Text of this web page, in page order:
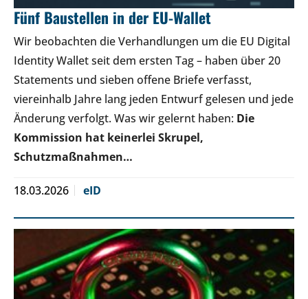
Fünf Baustellen in der EU-Wallet
Wir beobachten die Verhandlungen um die EU Digital
Identity Wallet seit dem ersten Tag – haben über 20
Statements und sieben offene Briefe verfasst,
viereinhalb Jahre lang jeden Entwurf gelesen und jede
Änderung verfolgt. Was wir gelernt haben: Die
Kommission hat keinerlei Skrupel,
Schutzmaßnahmen…
18.03.2026 eID